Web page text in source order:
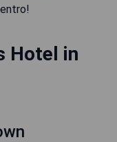
Hotel in